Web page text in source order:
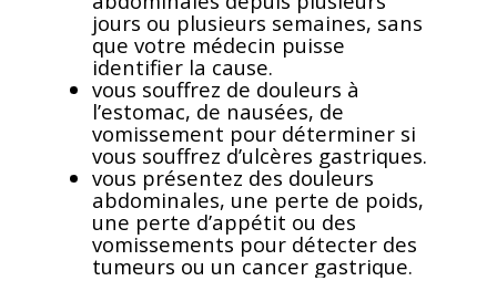
jours ou plusieurs semaines, sans
que votre médecin puisse
identifier la cause.
vous souffrez de douleurs à
l’estomac, de nausées, de
vomissement pour déterminer si
vous souffrez d’ulcères gastriques.
vous présentez des douleurs
abdominales, une perte de poids,
une perte d’appétit ou des
vomissements pour détecter des
tumeurs ou un cancer gastrique.